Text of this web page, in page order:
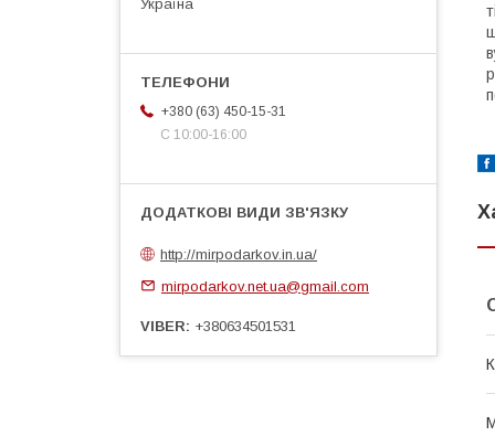
Україна
+380 (63) 450-15-31
С 10:00-16:00
http://mirpodarkov.in.ua/
mirpodarkov.net.ua@gmail.com
VIBER +380634501531